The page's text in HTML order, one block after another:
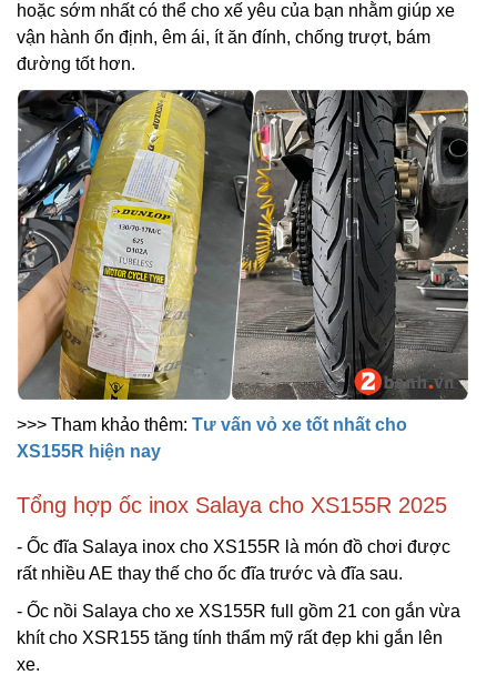
hoặc sớm nhất có thể cho xế yêu của bạn nhằm giúp xe
vận hành ổn định, êm ái, ít ăn đính, chống trượt, bám
đường tốt hơn.
>>> Tham khảo thêm: Tư vấn vỏ xe tốt nhất cho
XS155R hiện nay
Tổng hợp ốc inox Salaya cho XS155R 2025
- Ốc đĩa Salaya inox cho XS155R là món đồ chơi được
rất nhiều AE thay thế cho ốc đĩa trước và đĩa sau.
- Ốc nồi Salaya cho xe XS155R full gồm 21 con gắn vừa
khít cho XSR155 tăng tính thẩm mỹ rất đẹp khi gắn lên
xe.